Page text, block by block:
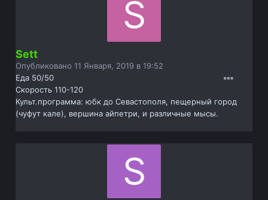
Sett
Опубликовано11 Января, 2019 в 19:52
Еда 50/50
Скорость 110-120
Культ.программа: юбк до Севастополя, пещерный город
(чуфут кале), вершина айпетри, и различные мысы.